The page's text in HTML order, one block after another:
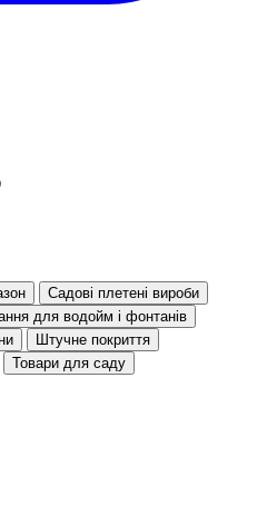
Садові плетені вироби
для водойм і фонтанів
Штучне покриття
Товари для саду